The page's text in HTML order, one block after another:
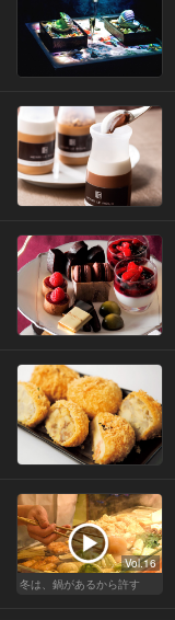
Vol.16
冬は、鍋があるから許す